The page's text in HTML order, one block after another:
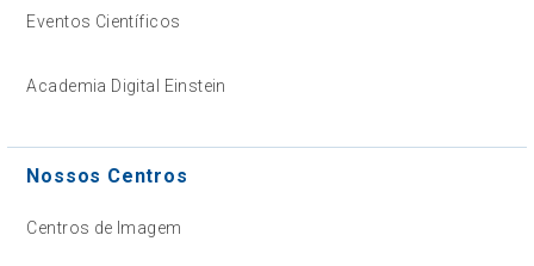
Eventos Científicos
Academia Digital Einstein
Nossos Centros
Centros de Imagem